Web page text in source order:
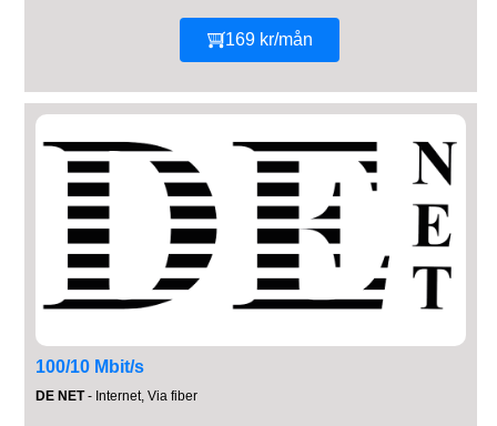
169 kr/mån
100/10 Mbit/s
DE NET- Internet, Via fiber